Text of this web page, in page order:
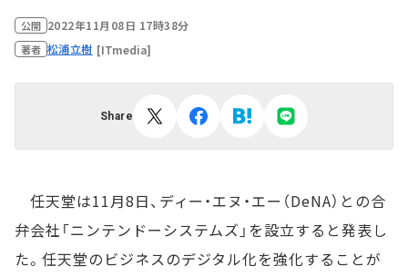
公開 2022年11月08日 17時38分
著者 松浦立樹 [ITmedia]
Share
任天堂は11月8日、ディー・エヌ・エー（DeNA）との合
弁会社「ニンテンドーシステムズ」を設立すると発表し
た。任天堂のビジネスのデジタル化を強化することが